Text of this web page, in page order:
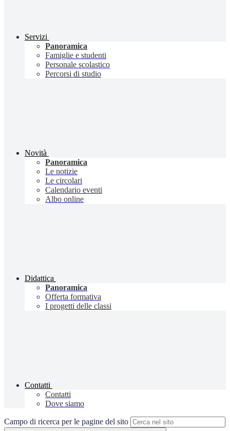
Servizi
Panoramica
Famiglie e studenti
Personale scolastico
Percorsi di studio
Novità
Panoramica
Le notizie
Le circolari
Calendario eventi
Albo online
Didattica
Panoramica
Offerta formativa
I progetti delle classi
Contatti
Contatti
Dove siamo
Campo di ricerca per le pagine del sito